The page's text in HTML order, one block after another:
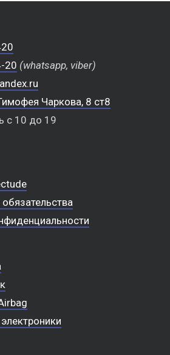
20 (whatsapp, viber)
Чаркова, 8 ст8
с 10 до 19